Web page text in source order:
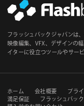
ス
必
須
フラッシュバックジャパンは
映像編集、VFX、デザインの
イターに役立つツールやサー
セ
ホーム 会社概要 プラ
満足保証
フラッシュバッ